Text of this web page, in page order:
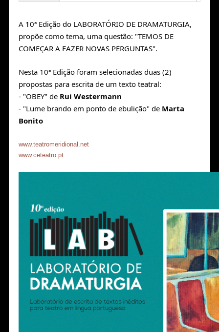
A 10ª Edição do LABORATÓRIO DE DRAMATURGIA,
propõe como tema, uma questão: "TEMOS DE
COMEÇAR A FAZER NOVAS PERGUNTAS".
Nesta 10ª Edição foram selecionadas duas (2)
propostas para escrita de um texto teatral:
- "OBEY" de Rui Westermann
- "Lume brando em ponto de ebulição" de Marta
Bonito
www.teatromeridional.net
www.ceteatro.pt